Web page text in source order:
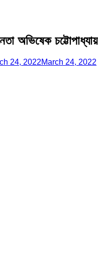
অভিষেক চট্টোপাধ্যায়
24, 2022March 24, 2022